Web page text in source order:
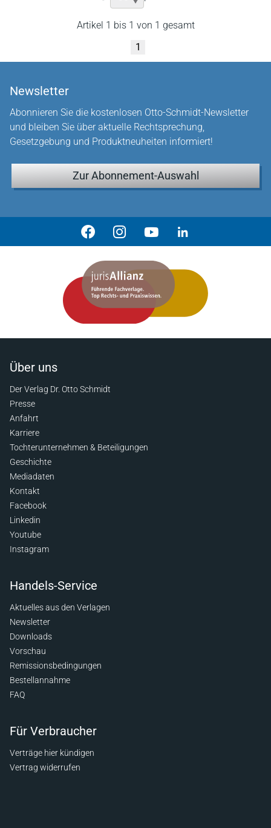
Artikel 1 bis 1 von 1 gesamt
1
Newsletter
Abonnieren Sie die kostenlosen Otto-Schmidt-Newsletter
und bleiben Sie über aktuelle Rechtsprechung,
Gesetzgebung und Produktneuheiten informiert!
Zur Abonnement-Auswahl
Über uns
Der Verlag Dr. Otto Schmidt
Presse
Anfahrt
Karriere
Tochterunternehmen & Beteiligungen
Geschichte
Mediadaten
Kontakt
Facebook
Linkedin
Youtube
Instagram
Handels-Service
Aktuelles aus den Verlagen
Newsletter
Downloads
Vorschau
Remissionsbedingungen
Bestellannahme
FAQ
Für Verbraucher
Verträge hier kündigen
Vertrag widerrufen